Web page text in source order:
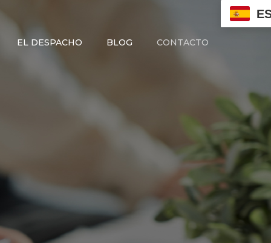
EL DESPACHO BLOG CONTACTO